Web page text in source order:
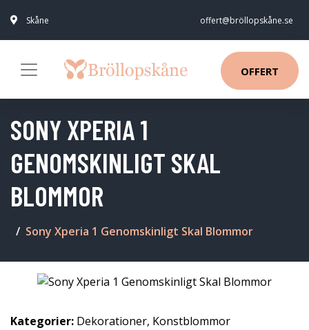
Skåne offert@bröllopskåne.se
OFFERT
SONY XPERIA 1
GENOMSKINLIGT SKAL
BLOMMOR
Sony Xperia 1 Genomskinligt Skal Blommor
Kategorier: Dekorationer, Konstblommor